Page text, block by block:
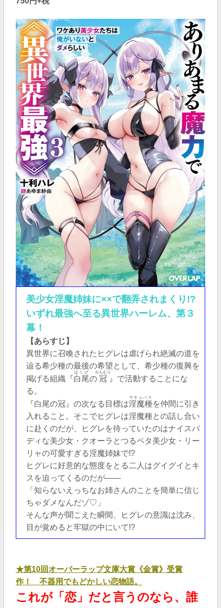
美少女淫魔姉妹に××で翻弄されまくり!?
いずれ最強へ至る異世界ハーレム、第３
幕！
【あらすじ】
異世界に召喚されたヒグレは虐げられ絶滅の道を
辿る希少種の最後の希望として、希少種の復興を
掲げる組織『白尾
はくび
の 冠
かんむり
』で活動することにな
る。
『白尾の冠』の次なる目標は淫魔種
サキュバス
を仲間に引き
入れること。そこでヒグレは淫魔種との話し合い
に赴くのだが、ヒグレを待っていたのはナイスバ
ディな美少女・クオーラとつるペタ美少女・リー
リャの可愛すぎる淫魔姉妹で!?
ヒグレに好意的な態度をとる二人はグイグイとキ
スを迫ってくるのだが――
「知らないえっちなお姉さんのことを簡単に信じ
ちゃダメなんだゾ♡」
そんな声が聞こえた瞬間、ヒグレの意識は沈み、
目が覚めると牢獄の中にいて!?
★第10回オーバーラップ文庫大賞《金賞》受賞
作！ 不器用でもどかしい恋物語。
これが「恋」だと言うのなら、誰